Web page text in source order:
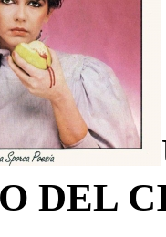
DEL